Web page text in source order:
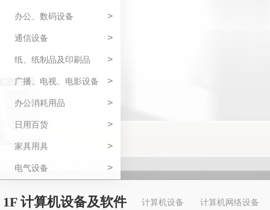
办公、数码设备 >
通信设备 >
纸、纸制品及印刷品 >
广播、电视、电影设备 >
办公消耗用品 >
日用百货 >
家具用具 >
电气设备 >
1F 计算机设备及软件 计算机设备 计算机网络设备